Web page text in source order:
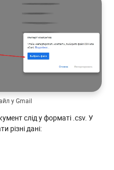
у Gmail
слід у форматі .csv. У
різні дані: